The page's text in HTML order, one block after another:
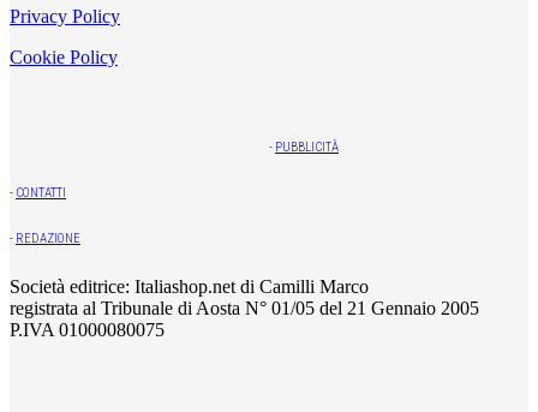
Privacy Policy
Cookie Policy
- PUBBLICITÀ
- CONTATTI
- REDAZIONE
Società editrice: Italiashop.net di Camilli Marco
registrata al Tribunale di Aosta N° 01/05 del 21 Gennaio 2005
P.IVA 01000080075